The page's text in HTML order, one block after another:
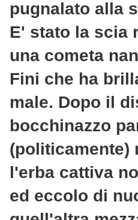
pugnalato alla
E' stato la scia
una cometa
Fini che ha
male. Dopo il
bocchinazzo
(politicamente)
l'erba cattiva
ed eccolo di